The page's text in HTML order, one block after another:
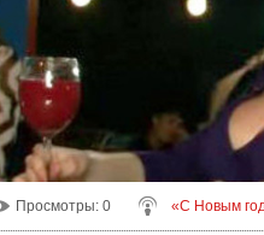
Просмотры: 0 «С Новым